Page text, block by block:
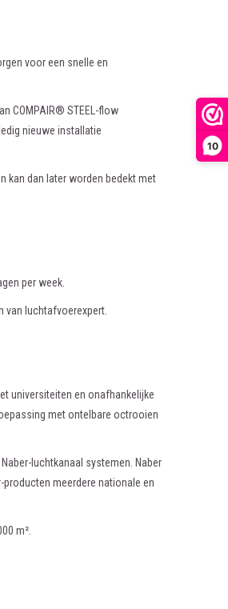
10
voor een snelle en
COMPAIR® STEEL-flow
nieuwe installatie
kan dan later worden bedekt met
per week.
van luchtafvoerexpert.
universiteiten en onafhankelijke
met ontelbare octrooien
luchtkanaal systemen. Naber
meerdere nationale en
m².